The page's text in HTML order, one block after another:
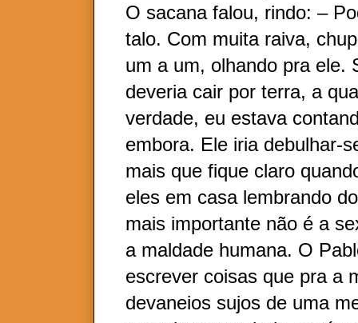
O sacana falou, rindo: –
talo. Com muita raiva,
um a um, olhando pra ele.
deveria cair por terra, a
verdade, eu estava
embora. Ele iria debulhar-
mais que fique claro
eles em casa lembrando
mais importante não é a
a maldade humana. O
escrever coisas que pra a
devaneios sujos de uma